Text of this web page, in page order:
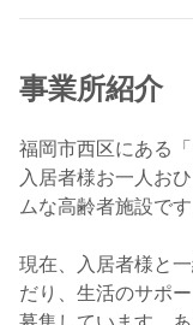
事業所紹介
福岡市西区にある
入居者様お一人お
ムな高齢者施設です
現在、入居者様と
だり、生活のサポ